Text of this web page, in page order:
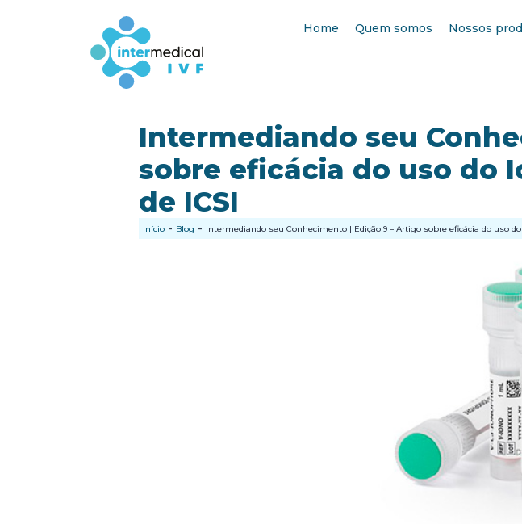
Home Quem somos Nossos
Intermediando seu
sobre eficácia do uso do
de ICSI
Início - Blog - Intermediando seu Conhecimento | Edição 9 – Artigo sobre eficácia do uso